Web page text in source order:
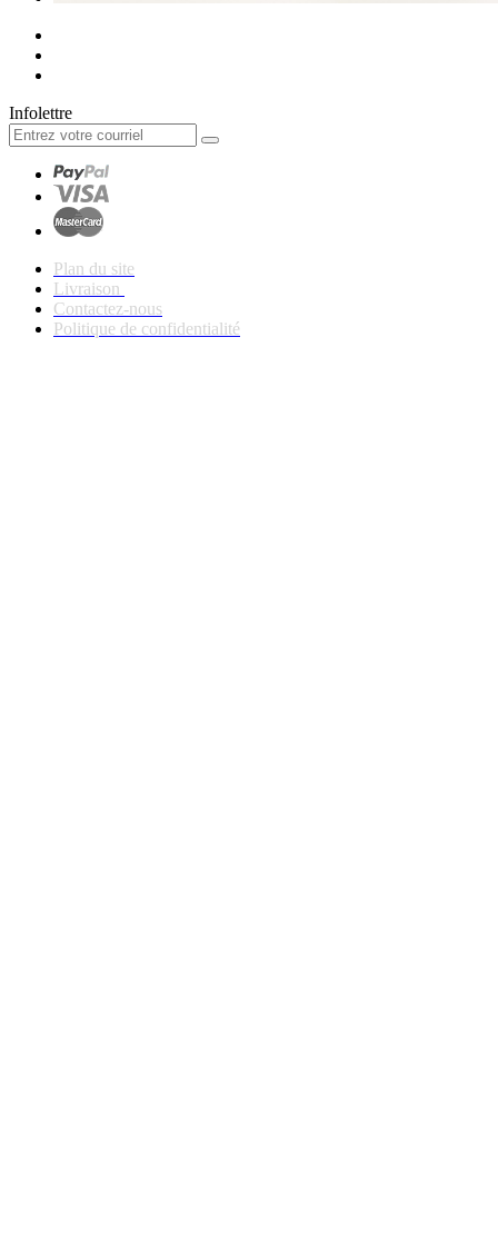
Infolettre
Plan du site
Livraison
Contactez-nous
Politique de confidentialité